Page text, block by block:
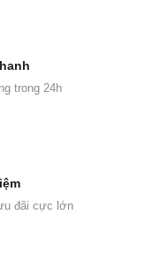
trong 24h
đãi cực lớn